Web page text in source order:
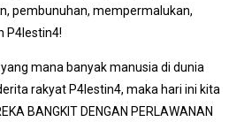
pembunuhan, mempermalukan,
P4lestin4!
mana banyak manusia di dunia
rakyat P4lestin4, maka hari ini kita
BANGKIT DENGAN PERLAWANAN